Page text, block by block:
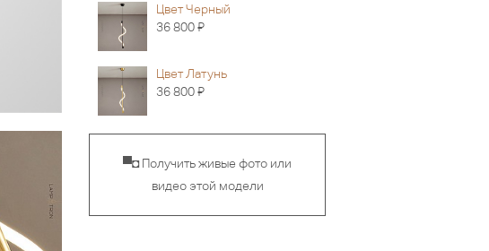
Цвет Черный
36 800Я
Цвет Латунь
36 800Я
▀◘ Получить живые фото или
видео этой модели